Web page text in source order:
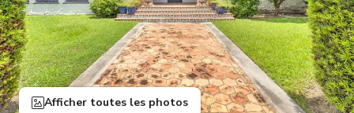
Afficher toutes les photos